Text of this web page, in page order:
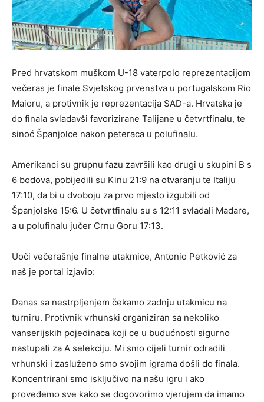
Pred hrvatskom muškom U-18 vaterpolo reprezentacijom
večeras je finale Svjetskog prvenstva u portugalskom Rio
Maioru, a protivnik je reprezentacija SAD-a. Hrvatska je
do finala svladavši favorizirane Talijane u četvrtfinalu, te
sinoć Španjolce nakon peteraca u polufinalu.
Amerikanci su grupnu fazu završili kao drugi u skupini B s
6 bodova, pobijedili su Kinu 21:9 na otvaranju te Italiju
17:10, da bi u dvoboju za prvo mjesto izgubili od
Španjolske 15:6. U četvrtfinalu su s 12:11 svladali Mađare,
a u polufinalu jučer Crnu Goru 17:13.
Uoči večerašnje finalne utakmice, Antonio Petković za
naš je portal izjavio:
Danas sa nestrpljenjem čekamo zadnju utakmicu na
turniru. Protivnik vrhunski organiziran sa nekoliko
vanserijskih pojedinaca koji ce u budućnosti sigurno
nastupati za A selekciju. Mi smo cijeli turnir odradili
vrhunski i zasluženo smo svojim igrama došli do finala.
Koncentrirani smo isključivo na našu igru i ako
provedemo sve kako se dogovorimo vjerujem da imamo